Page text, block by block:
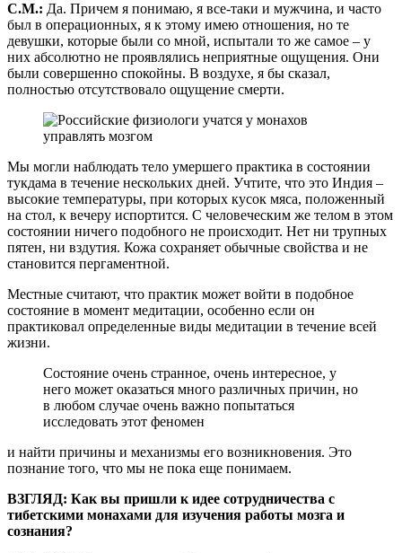
С.М.: Да. Причем я понимаю, я все-таки и мужчина, и часто
был в операционных, я к этому имею отношения, но те
девушки, которые были со мной, испытали то же самое – у
них абсолютно не проявлялись неприятные ощущения. Они
были совершенно спокойны. В воздухе, я бы сказал,
полностью отсутствовало ощущение смерти.
Мы могли наблюдать тело умершего практика в состоянии
тукдама в течение нескольких дней. Учтите, что это Индия –
высокие температуры, при которых кусок мяса, положенный
на стол, к вечеру испортится. С человеческим же телом в этом
состоянии ничего подобного не происходит. Нет ни трупных
пятен, ни вздутия. Кожа сохраняет обычные свойства и не
становится пергаментной.
Местные считают, что практик может войти в подобное
состояние в момент медитации, особенно если он
практиковал определенные виды медитации в течение всей
жизни.
Состояние очень странное, очень интересное, у
него может оказаться много различных причин, но
в любом случае очень важно попытаться
исследовать этот феномен
и найти причины и механизмы его возникновения. Это
познание того, что мы не пока еще понимаем.
ВЗГЛЯД: Как вы пришли к идее сотрудничества с
тибетскими монахами для изучения работы мозга и
сознания?